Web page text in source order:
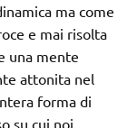
ma come
e mai risolta
una mente
attonita nel
forma di
su cui noi